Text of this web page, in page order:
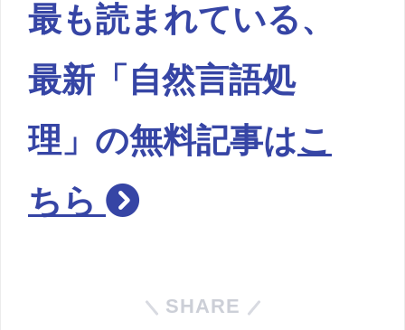
最も読まれている、
最新「自然言語処
理」の無料記事はこ
ちら
SHARE